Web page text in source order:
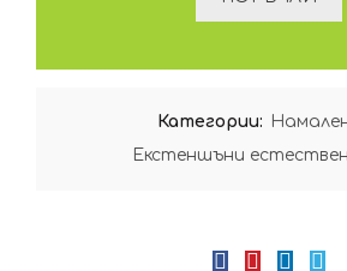
Категории:
Екстеншъни